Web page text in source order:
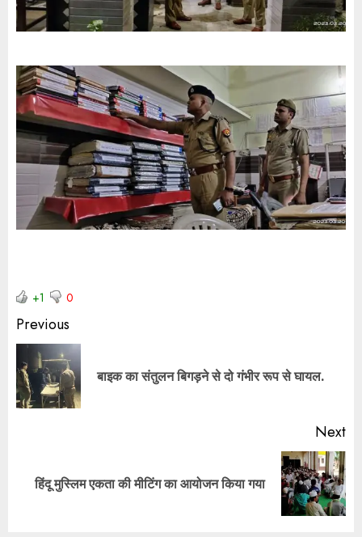
+1 0
Previous
बाइक का संतुलन बिगड़ने से दो गंभीर रूप से घायल.
Next
हिंदू मुस्लिम एकता की मीटिंग का आयोजन किया गया